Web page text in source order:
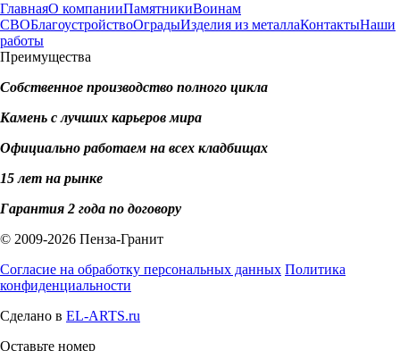
ГлавнаяО компанииПамятникиВоинам
СВОБлагоустройствоОградыИзделия из металлаКонтактыНаши
работы
Преимущества
Собственное производство полного цикла
Камень с лучших карьеров мира
Официально работаем на всех кладбищах
15 лет на рынке
Гарантия 2 года по договору
© 2009-2026 Пенза-Гранит
Согласие на обработку персональных данных Политика
конфиденциальности
Сделано в EL-ARTS.ru
Оставьте номер